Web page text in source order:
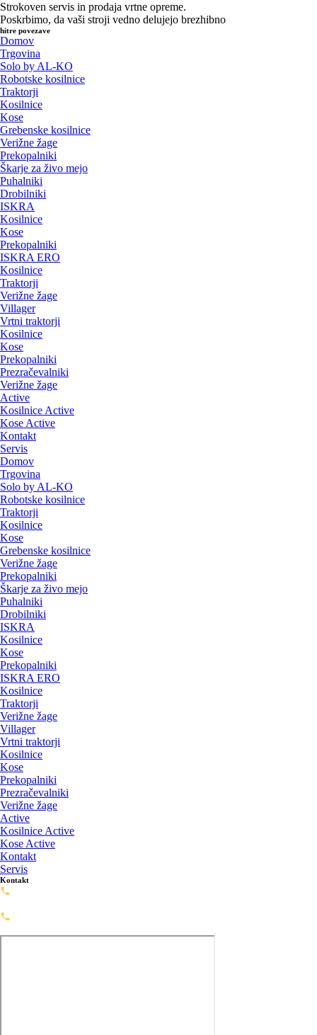
Strokoven servis in prodaja vrtne opreme.
Poskrbimo, da vaši stroji vedno delujejo brezhibno
hitre povezave
Domov
Trgovina
Solo by AL-KO
Robotske kosilnice
Traktorji
Kosilnice
Kose
Grebenske kosilnice
Verižne žage
Prekopalniki
Škarje za živo mejo
Puhalniki
Drobilniki
ISKRA
Kosilnice
Kose
Prekopalniki
ISKRA ERO
Kosilnice
Traktorji
Verižne žage
Villager
Vrtni traktorji
Kosilnice
Kose
Prekopalniki
Prezračevalniki
Verižne žage
Active
Kosilnice Active
Kose Active
Kontakt
Servis
Domov
Trgovina
Solo by AL-KO
Robotske kosilnice
Traktorji
Kosilnice
Kose
Grebenske kosilnice
Verižne žage
Prekopalniki
Škarje za živo mejo
Puhalniki
Drobilniki
ISKRA
Kosilnice
Kose
Prekopalniki
ISKRA ERO
Kosilnice
Traktorji
Verižne žage
Villager
Vrtni traktorji
Kosilnice
Kose
Prekopalniki
Prezračevalniki
Verižne žage
Active
Kosilnice Active
Kose Active
Kontakt
Servis
Kontakt